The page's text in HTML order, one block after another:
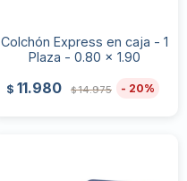
Colchón Express en caja - 1
Plaza - 0.80 x 1.90
$ 11.980 $14.975 20